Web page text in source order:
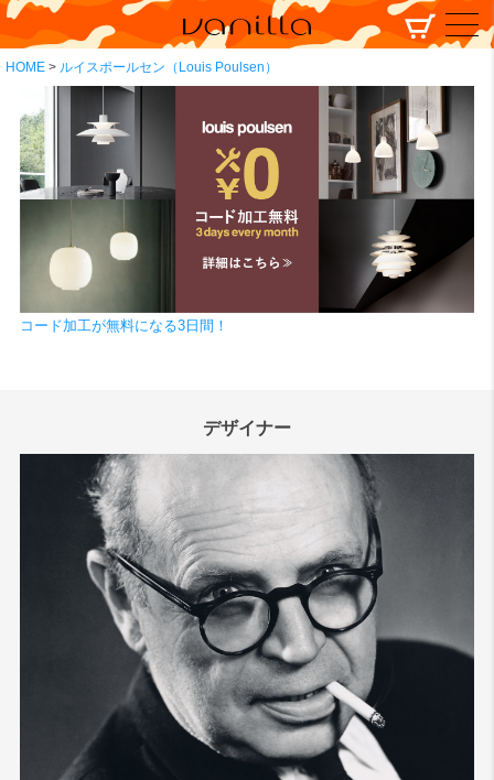
HOME ルイスポールセン（Louis Poulsen）
検索
コード加工が無料になる3日間！
デザイナー